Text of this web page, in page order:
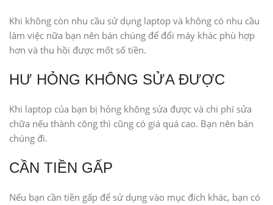
Khi không còn nhu cầu sử dụng laptop và không có nhu cầu
làm việc nữa bạn nên bán chúng để đổi máy khác phù hợp
hơn và thu hồi được mốt số tiền.
HƯ HỎNG KHÔNG SỬA ĐƯỢC
Khi laptop của bạn bị hỏng không sửa được và chi phí sửa
chữa nếu thành công thì cũng có giá quá cao. Bạn nên bán
chúng đi.
CẦN TIỀN GẤP
Nếu bạn cần tiền gấp để sử dụng vào mục đích khác, bạn có